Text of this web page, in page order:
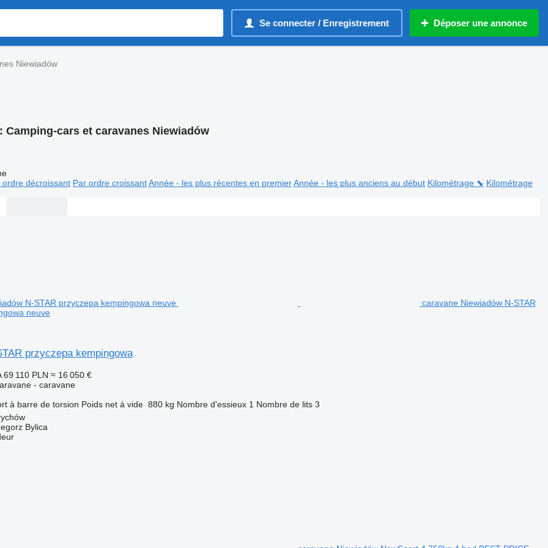
Se connecter / Enregistrement Déposer une annonce
Niewiadów
Camping-cars et caravanes Niewiadów
ordre décroissant Par ordre croissant Année - les plus récentes en premier Année - les plus anciens au début Kilométrage ⬊ Kilométrage
caravane Niewiadów N-STAR
neuve
przyczepa kempingowa
69 110 PLN ≈ 16 050 €
- caravane
à barre de torsion Poids net à vide 880 kg Nombre d'essieux 1 Nombre de lits 3
Bylica